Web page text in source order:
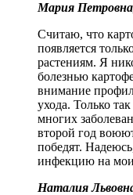
Мария
Считаю, что
появляется
растениям. Я
болезнью
внимание
ухода. Только
многих
второй год
победят.
инфекцию на
Наталия